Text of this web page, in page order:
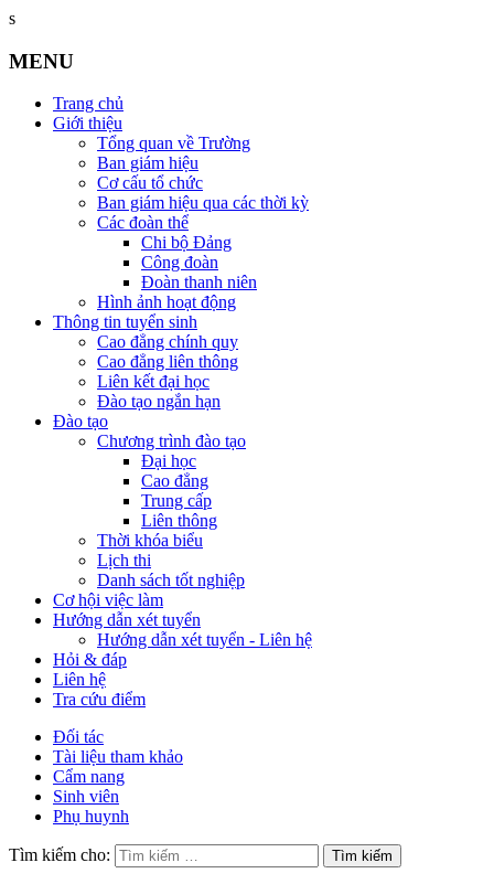
s
MENU
Trang chủ
Giới thiệu
Tổng quan về Trường
Ban giám hiệu
Cơ cấu tổ chức
Ban giám hiệu qua các thời kỳ
Các đoàn thể
Chi bộ Đảng
Công đoàn
Đoàn thanh niên
Hình ảnh hoạt động
Thông tin tuyển sinh
Cao đẳng chính quy
Cao đẳng liên thông
Liên kết đại học
Đào tạo ngắn hạn
Đào tạo
Chương trình đào tạo
Đại học
Cao đẳng
Trung cấp
Liên thông
Thời khóa biểu
Lịch thi
Danh sách tốt nghiệp
Cơ hội việc làm
Hướng dẫn xét tuyển
Hướng dẫn xét tuyển - Liên hệ
Hỏi & đáp
Liên hệ
Tra cứu điểm
Đối tác
Tài liệu tham khảo
Cẩm nang
Sinh viên
Phụ huynh
Tìm kiếm cho: